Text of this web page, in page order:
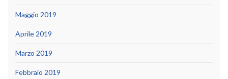
Maggio 2019
Aprile 2019
Marzo 2019
Febbraio 2019